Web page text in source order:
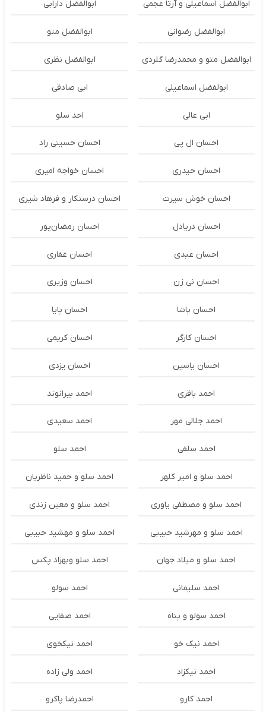
ابوالفضل اسماعیلی و آرتا عجمی ابوالفضل دارابی
ابوالفضل رضوانی ابوالفضل متو
ابوالفضل متو و محمدرضا گلردی ابوالفضل نظری
ابولفضل اسماعیلی ابی صادقی
ابی عالی احد سلو
احسان ال پی احسان حسینی راد
احسان حیدری احسان خواجه امیری
احسان خوش سیرت احسان درستكار و فرهاد شيرى
احسان دریادل احسان رمضان‌پور
احسان عبدی احسان غفاری
احسان نی زن احسان وزیری
احسان پاشا احسان پایا
احسان کارگر احسان کریمی
احسان یاسین احسان یزدی
احمد باقری احمد بیرانوند
احمد جلالی مهر احمد سعیدی
احمد سلفی احمد سلو
احمد سلو و امیر کلهر احمد سلو و حمید ناظریان
احمد سلو و مصطفی یاوری احمد سلو و معین زندی
احمد سلو و مهرشید حبیبی احمد سلو و مهشید حبیبی
احمد سلو و میلاد جهان احمد سلو وبهزاد پکس
احمد سلیمانی احمد سولو
احمد سولو و پناه احمد صفایی
احمد نیک خو احمد نیکخوی
احمد نیکزاد احمد ولی زاده
احمد کارو احمدرضا پاکرو